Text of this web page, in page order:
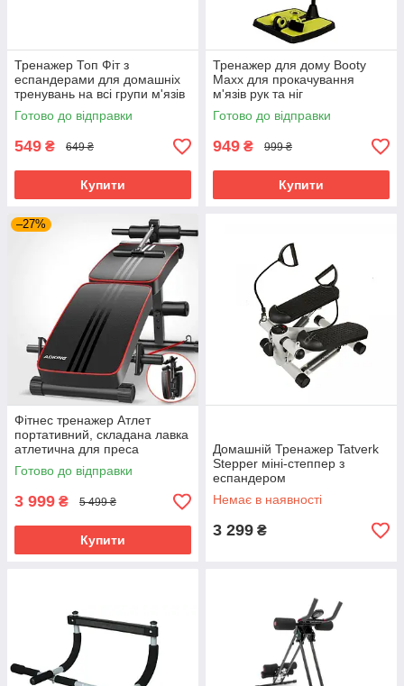
Тренажер Топ Фіт з
еспандерами для домашніх
тренувань на всі групи м'язів
+ чохол, зелений
Готово до відправки
549 ₴ 649 ₴
Купити
Тренажер для дому Booty
Maxx для прокачування
м'язів рук та ніг
Готово до відправки
949 ₴ 999 ₴
Купити
–27%
Фітнес тренажер Атлет
портативний, складана лавка
атлетична для преса
Готово до відправки
3 999 ₴ 5 499 ₴
Купити
Домашній Тренажер Tatverk
Stepper міні-степпер з
еспандером
Немає в наявності
3 299 ₴